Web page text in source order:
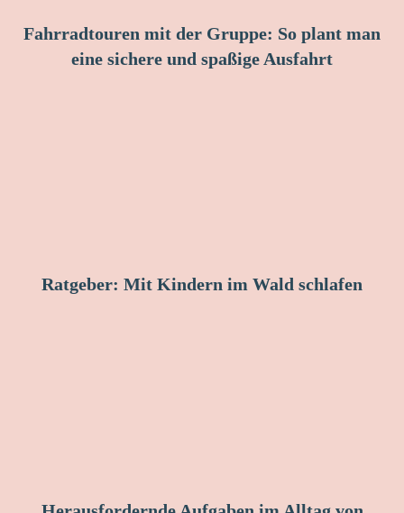
Fahrradtouren mit der Gruppe: So plant man
eine sichere und spaßige Ausfahrt
Ratgeber: Mit Kindern im Wald schlafen